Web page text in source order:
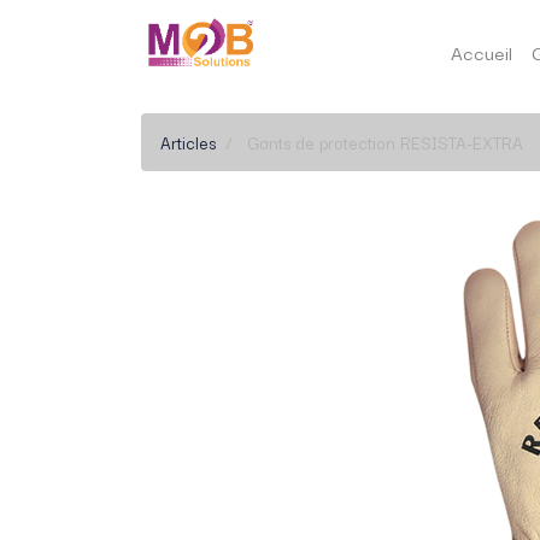
Accueil
Articles Gants de protection RESISTA-EXTRA